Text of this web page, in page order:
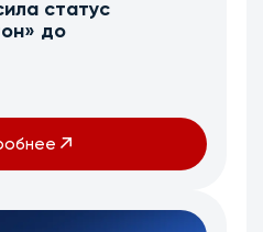
статус
до